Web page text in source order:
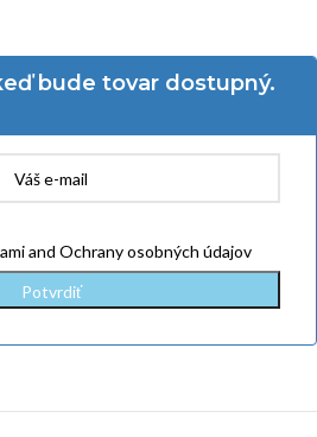
bude tovar dostupný.
and Ochrany osobných údajov